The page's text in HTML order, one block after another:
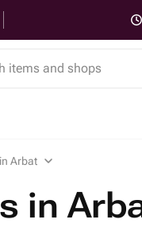
items and shops
Arbat
in